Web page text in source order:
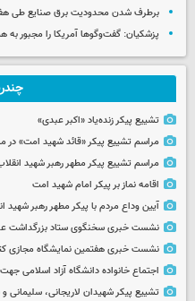
برطرف شدن محدودیت‌ برق صنایع طی
پزشکیان: گفت‌وگوها آمریکا را مجبور به
تشییع پیکر زنده‌یاد «اکبر عبدی»
مراسم تشییع پیکر «قائد شهید امت» در
مراسم تشییع پیکر مطهر رهبر شهید
اقامه نماز بر پیکر امام شهید امت
آیین وداع مردم با پیکر مطهر رهبر
نشست خبری سخنگوی ستاد بزرگداشت
نشست خبری هفتمین نمایشگاه مجازی
اجتماع خانواده دانشگاه آزاد اسلامی
تشییع پیکر شهیدان لاریجانی، سلیمانی و